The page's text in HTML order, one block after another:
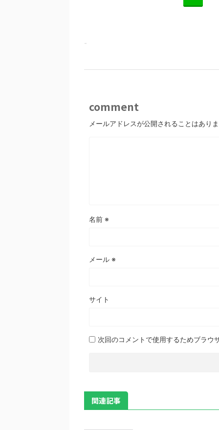
-
comment
メールアドレスが公開されることはありま
名前 ※
メール ※
サイト
次回のコメントで使用するためブラウ
関連記事